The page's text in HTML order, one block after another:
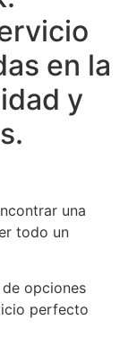
en la
y
una
todo un
opciones
perfecto